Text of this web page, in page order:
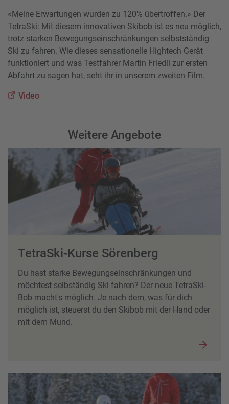
«Meine Erwartungen wurden zu 120% übertroffen.» Der
TetraSki: Mit diesem innovativen Skibob ist es neu möglich,
trotz starken Bewegungseinschränkungen selbstständig
Ski zu fahren. Wie dieses sensationelle Hightech Gerät
funktioniert und was Testfahrer Martin Friedli zur ersten
Abfahrt zu sagen hat, seht ihr in unserem zweiten Film.
Video
Weitere Angebote
TetraSki-Kurse Sörenberg
Du hast starke Bewegungseinschränkungen und
möchtest selbständig Ski fahren? Der neue TetraSki-
Bob macht's möglich. Je nach dem, was für dich
möglich ist, steuerst du den Skibob mit der Hand oder
mit dem Mund.